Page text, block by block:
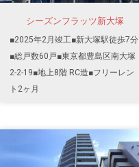
シーズンフラッツ新大塚
■2025年2月竣工■新大塚駅徒歩7分
■総戸数60戸■東京都豊島区南大塚
2-2-19■地上8階 RC造■フリーレン
ト2ヶ月